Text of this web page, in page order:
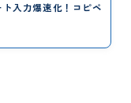
入力爆速化！コピペ